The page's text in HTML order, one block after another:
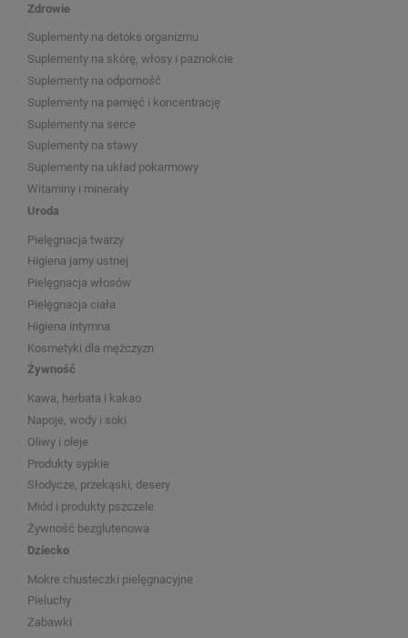
Zdrowie
Suplementy na detoks organizmu
Suplementy na skórę, włosy i paznokcie
Suplementy na odporność
Suplementy na pamięć i koncentrację
Suplementy na serce
Suplementy na stawy
Suplementy na układ pokarmowy
Witaminy i minerały
Uroda
Pielęgnacja twarzy
Higiena jamy ustnej
Pielęgnacja włosów
Pielęgnacja ciała
Higiena intymna
Kosmetyki dla mężczyzn
Żywność
Kawa, herbata i kakao
Napoje, wody i soki
Oliwy i oleje
Produkty sypkie
Słodycze, przekąski, desery
Miód i produkty pszczele
Żywność bezglutenowa
Dziecko
Mokre chusteczki pielęgnacyjne
Pieluchy
Zabawki